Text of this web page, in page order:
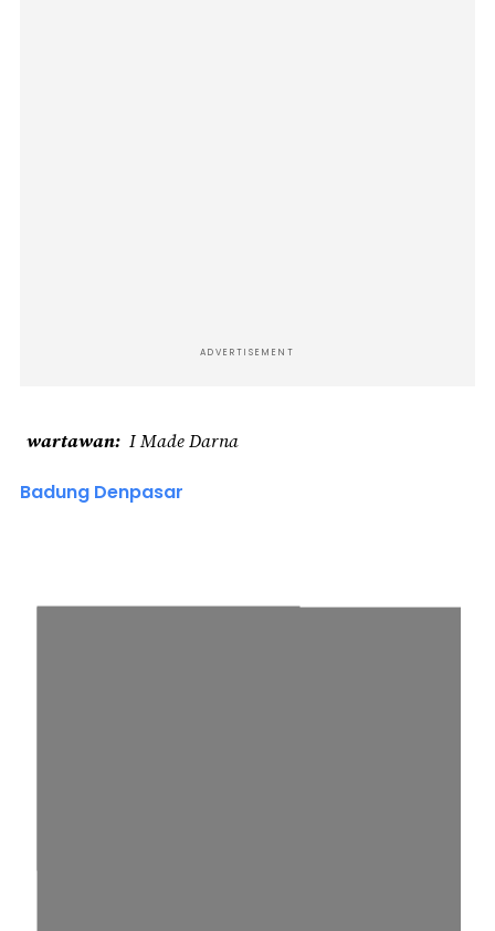
ADVERTISEMENT
wartawan I Made Darna
Badung Denpasar